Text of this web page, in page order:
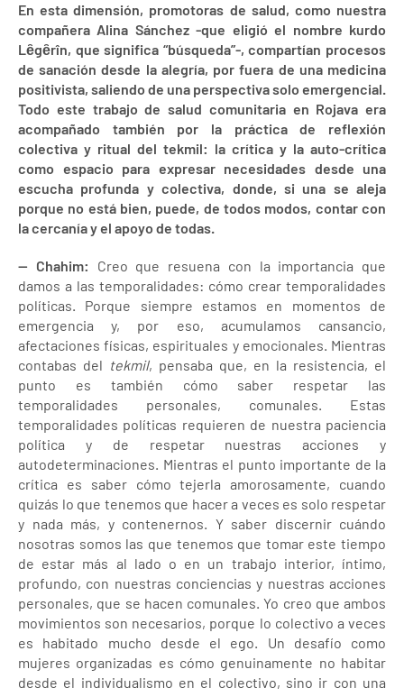
En esta dimensión, promotoras de salud, como nuestra
compañera Alina Sánchez -que eligió el nombre kurdo
Lȇgȇrîn, que significa “búsqueda”-, compartían procesos
de sanación desde la alegría, por fuera de una medicina
positivista, saliendo de una perspectiva solo emergencial.
Todo este trabajo de salud comunitaria en Rojava era
acompañado también por la práctica de reflexión
colectiva y ritual del tekmil: la crítica y la auto-crítica
como espacio para expresar necesidades desde una
escucha profunda y colectiva, donde, si una se aleja
porque no está bien, puede, de todos modos, contar con
la cercanía y el apoyo de todas.
— Chahim: Creo que resuena con la importancia que
damos a las temporalidades: cómo crear temporalidades
políticas. Porque siempre estamos en momentos de
emergencia y, por eso, acumulamos cansancio,
afectaciones físicas, espirituales y emocionales. Mientras
contabas del tekmil, pensaba que, en la resistencia, el
punto es también cómo saber respetar las
temporalidades personales, comunales. Estas
temporalidades políticas requieren de nuestra paciencia
política y de respetar nuestras acciones y
autodeterminaciones. Mientras el punto importante de la
crítica es saber cómo tejerla amorosamente, cuando
quizás lo que tenemos que hacer a veces es solo respetar
y nada más, y contenernos. Y saber discernir cuándo
nosotras somos las que tenemos que tomar este tiempo
de estar más al lado o en un trabajo interior, íntimo,
profundo, con nuestras conciencias y nuestras acciones
personales, que se hacen comunales. Yo creo que ambos
movimientos son necesarios, porque lo colectivo a veces
es habitado mucho desde el ego. Un desafío como
mujeres organizadas es cómo genuinamente no habitar
desde el individualismo en el colectivo, sino ir con una